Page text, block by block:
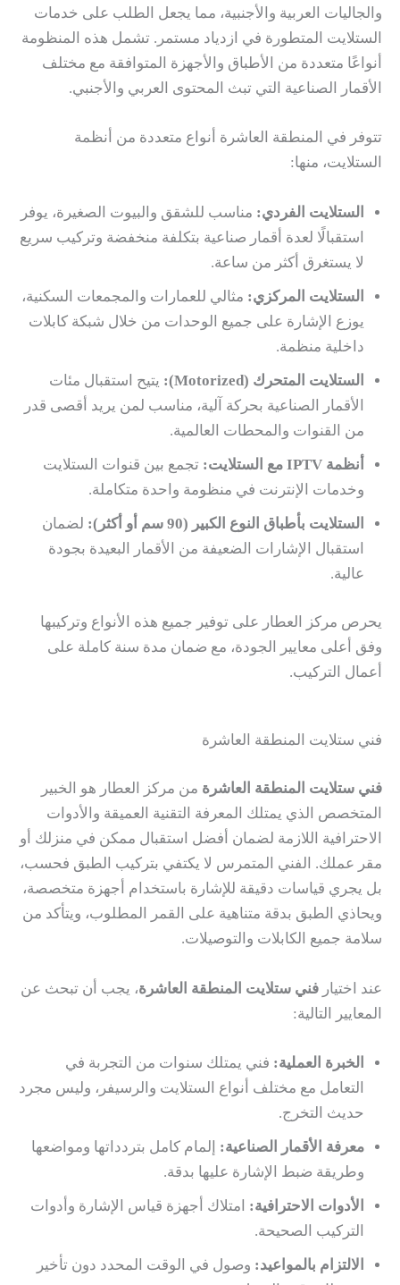
والجاليات العربية والأجنبية، مما يجعل الطلب على خدمات
الستلايت المتطورة في ازدياد مستمر. تشمل هذه المنظومة
أنواعًا متعددة من الأطباق والأجهزة المتوافقة مع مختلف
الأقمار الصناعية التي تبث المحتوى العربي والأجنبي.
تتوفر في المنطقة العاشرة أنواع متعددة من أنظمة
الستلايت، منها:
الستلايت الفردي: مناسب للشقق والبيوت الصغيرة، يوفر
استقبالًا لعدة أقمار صناعية بتكلفة منخفضة وتركيب سريع
لا يستغرق أكثر من ساعة.
الستلايت المركزي: مثالي للعمارات والمجمعات السكنية،
يوزع الإشارة على جميع الوحدات من خلال شبكة كابلات
داخلية منظمة.
الستلايت المتحرك (Motorized):
يتيح استقبال مئات
الأقمار الصناعية بحركة آلية، مناسب لمن يريد أقصى قدر
من القنوات والمحطات العالمية.
أنظمة IPTV مع الستلايت:
تجمع بين قنوات الستلايت
وخدمات الإنترنت في منظومة واحدة متكاملة.
الستلايت بأطباق النوع الكبير (90 سم أو أكثر):
لضمان
استقبال الإشارات الضعيفة من الأقمار البعيدة بجودة
عالية.
يحرص مركز العطار على توفير جميع هذه الأنواع وتركيبها
وفق أعلى معايير الجودة، مع ضمان مدة سنة كاملة على
أعمال التركيب.
فني ستلايت المنطقة العاشرة
فني ستلايت المنطقة العاشرة من مركز العطار هو الخبير
المتخصص الذي يمتلك المعرفة التقنية العميقة والأدوات
الاحترافية اللازمة لضمان أفضل استقبال ممكن في منزلك أو
مقر عملك. الفني المتمرس لا يكتفي بتركيب الطبق فحسب،
بل يجري قياسات دقيقة للإشارة باستخدام أجهزة متخصصة،
ويحاذي الطبق بدقة متناهية على القمر المطلوب، ويتأكد من
سلامة جميع الكابلات والتوصيلات.
عند اختيار فني ستلايت المنطقة العاشرة، يجب أن تبحث عن
المعايير التالية:
الخبرة العملية: فني يمتلك سنوات من التجربة في
التعامل مع مختلف أنواع الستلايت والرسيفر، وليس مجرد
حديث التخرج.
معرفة الأقمار الصناعية: إلمام كامل بتردداتها ومواضعها
وطريقة ضبط الإشارة عليها بدقة.
الأدوات الاحترافية: امتلاك أجهزة قياس الإشارة وأدوات
التركيب الصحيحة.
الالتزام بالمواعيد: وصول في الوقت المحدد دون تأخير